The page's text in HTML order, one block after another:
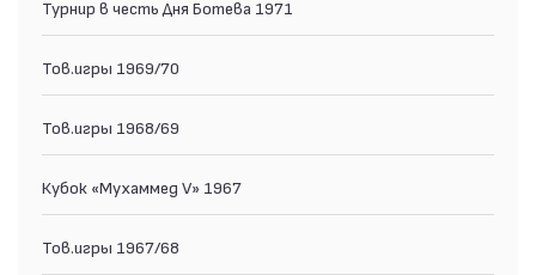
Турнир в честь Дня Ботева 1971
Тов.игры 1969/70
Тов.игры 1968/69
Кубок «Мухаммед V» 1967
Тов.игры 1967/68